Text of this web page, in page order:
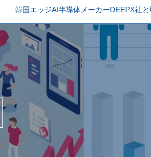
高輪 Gateway Studioにて「MV Agusta
韓国エッジAI半導体メーカーDEEPX社
関係会社 株式会社KMC中部が、SHOEI
イタリアのモーターサイクルブランド「